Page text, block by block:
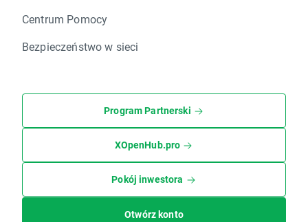
Centrum Pomocy
Bezpieczeństwo w sieci
Program Partnerski
XOpenHub.pro
Pokój inwestora
Otwórz konto